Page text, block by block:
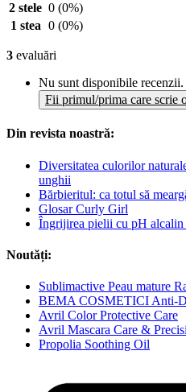
2 stele 0 (0%)
1 stea 0 (0%)
3 evaluări
Nu sunt disponibile recenzii.
Fii primul/prima care scrie
Din revista noastră:
Diversitatea culorilor
unghii
Bărbieritul: ca totul să
Glosar Curly Girl
Îngrijirea pielii cu pH alcalin
Noutăți:
Sublimactive Peau mature
BEMA COSMETICI Anti-
Avril Color Protective Care
Avril Mascara Care &
Propolia Soothing Oil